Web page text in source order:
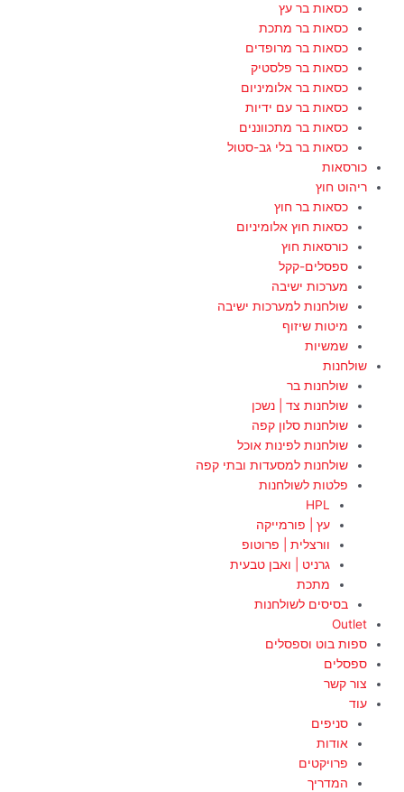
כסאות בר עץ
כסאות בר מתכת
כסאות בר מרופדים
כסאות בר פלסטיק
כסאות בר אלומיניום
כסאות בר עם ידיות
כסאות בר מתכווננים
כסאות בר בלי גב-סטול
כורסאות
ריהוט חוץ
כסאות בר חוץ
כסאות חוץ אלומיניום
כורסאות חוץ
ספסלים-קקל
מערכות ישיבה
שולחנות למערכות ישיבה
מיטות שיזוף
שמשיות
שולחנות
שולחנות בר
שולחנות צד | נשכן
שולחנות סלון קפה
שולחנות לפינות אוכל
שולחנות למסעדות ובתי קפה
פלטות לשולחנות
HPL
עץ | פורמייקה
וורצלית | פרוטופ
גרניט | ואבן טבעית
מתכת
בסיסים לשולחנות
Outlet
ספות בוט וספסלים
ספסלים
צור קשר
עוד
סניפים
אודות
פרויקטים
המדריך